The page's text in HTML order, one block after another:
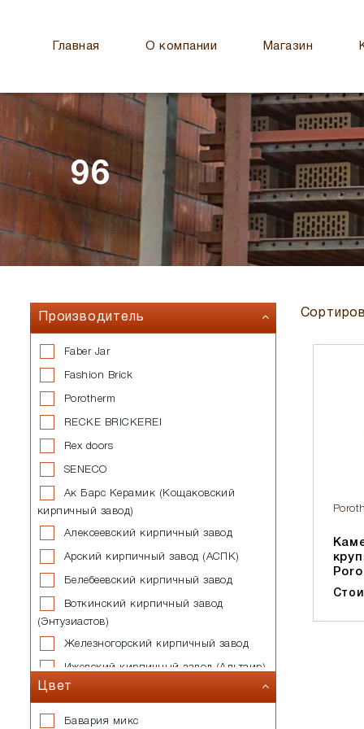
Главная О компании Магазин
96
Производитель
Faber Jar
Fashion Brick
Porotherm
RECKE BRICKEREI
Rex doors
SENECO
Ак Барс Керамик (Кощаковский
кирпичный завод)
Алексеевский кирпичный завод
Арский кирпичный завод (АСПК)
Белебеевский кирпичный завод
Воткинский кирпичный завод
(Энтузиастов)
Железногорский кирпичный завод
Ижевский кирпичный завод (Альтаир)
Казанский завод силикатных
Цвет
Бавария микс